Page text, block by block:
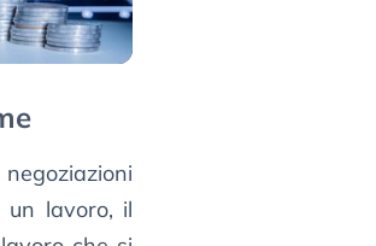
lavoro, il